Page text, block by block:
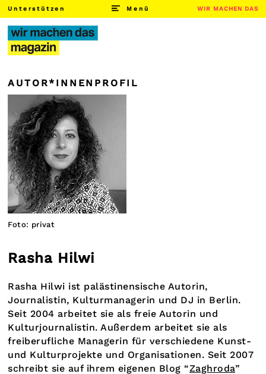
Unterstützen Menü WIR MACHEN DAS
AUTOR*INNENPROFIL
Foto: privat
Rasha Hilwi
Rasha Hilwi ist palästinensische Autorin,
Journalistin, Kulturmanagerin und DJ in Berlin.
Seit 2004 arbeitet sie als freie Autorin und
Kulturjournalistin. Außerdem arbeitet sie als
freiberufliche Managerin für verschiedene Kunst-
und Kulturprojekte und Organisationen. Seit 2007
schreibt sie auf ihrem eigenen Blog “Zaghroda”